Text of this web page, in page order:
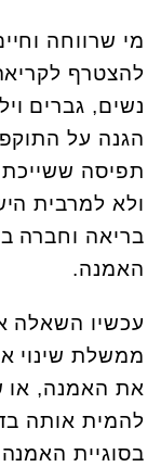
מי שרווחה
להצטרף
נשים, גברים
הגנה על
תפיסה ששייכת
ולא למרבית
בריאה וחברה
האמנה.
עכשיו השאלה
ממשלת שינוי
את האמנה, או
להמית אותה
בסוגיית